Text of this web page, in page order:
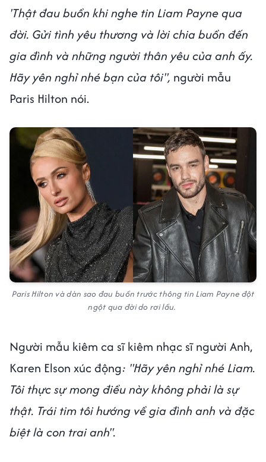
'Thật đau buồn khi nghe tin Liam Payne qua
đời. Gửi tình yêu thương và lời chia buồn đến
gia đình và những người thân yêu của anh ấy.
Hãy yên nghỉ nhé bạn của tôi", người mẫu
Paris Hilton nói.
Paris Hilton và dàn sao đau buồn trước thông tin Liam Payne đột
ngột qua đời do rơi lầu.
Người mẫu kiêm ca sĩ kiêm nhạc sĩ người Anh,
Karen Elson xúc động: "Hãy yên nghỉ nhé Liam.
Tôi thực sự mong điều này không phải là sự
thật. Trái tim tôi hướng về gia đình anh và đặc
biệt là con trai anh".